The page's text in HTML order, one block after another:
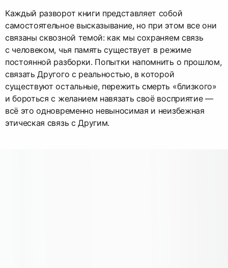
Каждый разворот книги представляет собой
самостоятельное высказывание, но при этом все они
связаны сквозной темой: как мы сохраняем связь
с человеком, чья память существует в режиме
постоянной разборки. Попытки напомнить о прошлом,
связать Другого с реальностью, в которой
существуют остальные, пережить смерть «близкого»
и бороться с желанием навязать своё восприятие —
всё это одновременно невыносимая и неизбежная
этическая связь с Другим.